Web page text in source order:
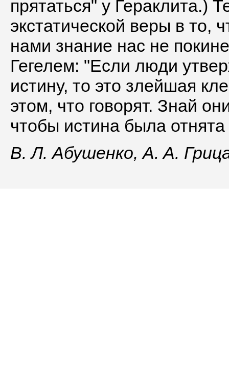
прятаться" у Гераклита.)
экстатической веры в то,
нами знание нас не
Гегелем: "Если люди
истину, то это злейшая
этом, что говорят. Знай
чтобы истина была отнята
В. Л. Абушенко, A. A.